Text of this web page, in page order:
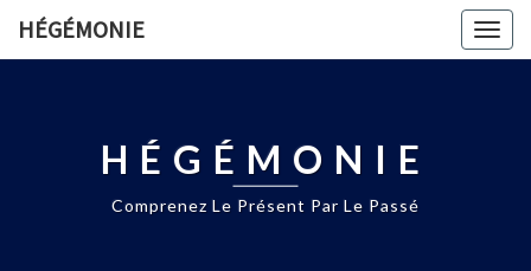
HÉGÉMONIE
HÉGÉMONIE
Comprenez Le Présent Par Le Passé